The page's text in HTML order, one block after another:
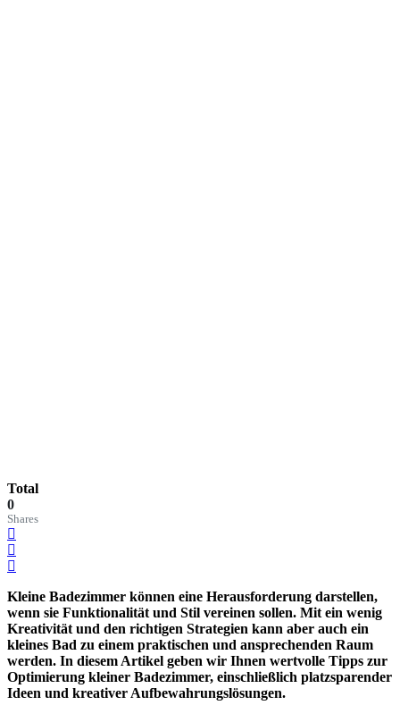
Total
0
Shares
Kleine Badezimmer können eine Herausforderung darstellen,
wenn sie Funktionalität und Stil vereinen sollen. Mit ein wenig
Kreativität und den richtigen Strategien kann aber auch ein
kleines Bad zu einem praktischen und ansprechenden Raum
werden. In diesem Artikel geben wir Ihnen wertvolle Tipps zur
Optimierung kleiner Badezimmer, einschließlich platzsparender
Ideen und kreativer Aufbewahrungslösungen.